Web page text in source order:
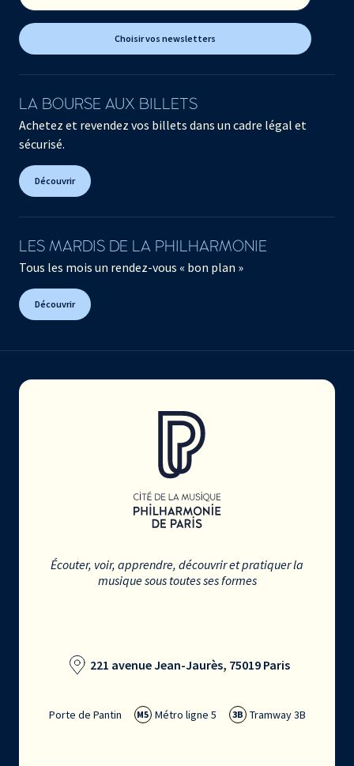
Choisir vos newsletters
LA BOURSE AUX BILLETS
Achetez et revendez vos billets dans un cadre légal et
sécurisé.
Découvrir
LES MARDIS DE LA PHILHARMONIE
Tous les mois un rendez-vous « bon plan »
Découvrir
Écouter, voir, apprendre, découvrir et pratiquer la
musique sous toutes ses formes
221 avenue Jean-Jaurès, 75019 Paris
Porte de Pantin M5 Métro ligne 5 3B Tramway 3B